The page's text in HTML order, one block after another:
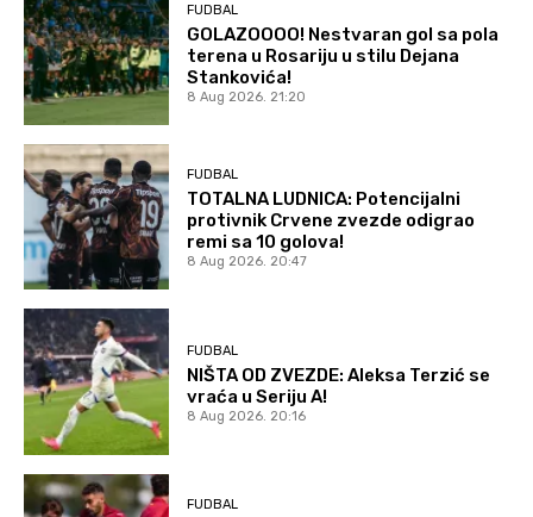
FUDBAL
GOLAZOOOO! Nestvaran gol sa pola
terena u Rosariju u stilu Dejana
Stankovića!
8 Aug 2026. 21:20
FUDBAL
TOTALNA LUDNICA: Potencijalni
protivnik Crvene zvezde odigrao
remi sa 10 golova!
8 Aug 2026. 20:47
FUDBAL
NIŠTA OD ZVEZDE: Aleksa Terzić se
vraća u Seriju A!
8 Aug 2026. 20:16
FUDBAL